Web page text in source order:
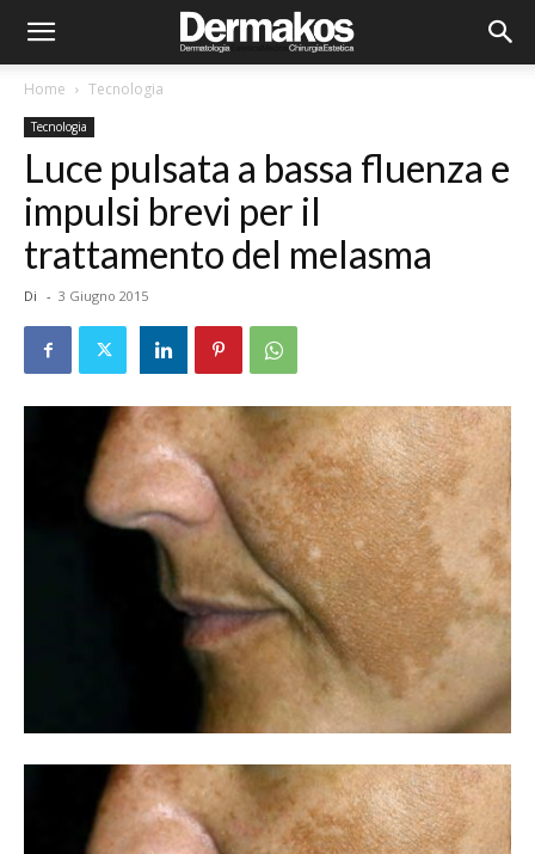
Home Tecnologia
Tecnologia
Luce pulsata a bassa fluenza e
impulsi brevi per il
trattamento del melasma
Di - 3 Giugno 2015